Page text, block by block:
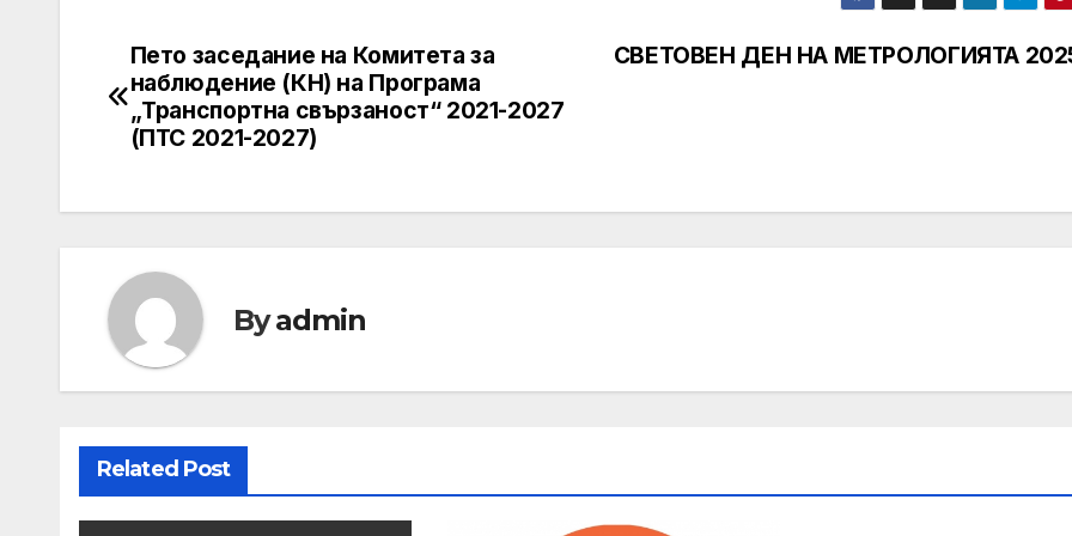
Post
navigation
СВЕТОВЕН ДЕН НА МЕТРОЛОГИЯТА
Пето заседание на Комитета за
наблюдение (КН) на Програма
„Транспортна свързаност“ 2021-2027
(ПТС 2021-2027)
Byadmin
Related Post